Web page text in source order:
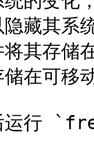
藏其系
将其存
在可移
运行